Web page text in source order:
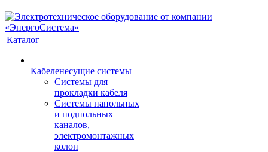
Каталог
Кабеленесущие системы
Системы для
прокладки кабеля
Системы напольных
и подпольных
каналов,
электромонтажных
колон